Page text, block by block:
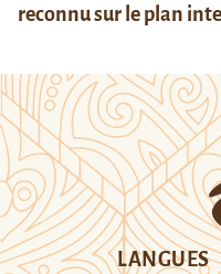
reconnu sur le plan
LANGUES